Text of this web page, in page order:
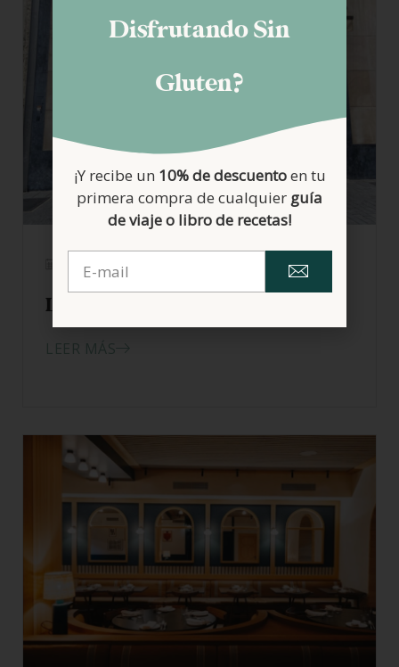
04/08/2023
La Mudita – Pamplona
LEER MÁS
Disfrutando Sin
Gluten?
¡Y recibe un 10% de descuentoen tu
primera compra de cualquier guía
de viaje o libro de recetas!